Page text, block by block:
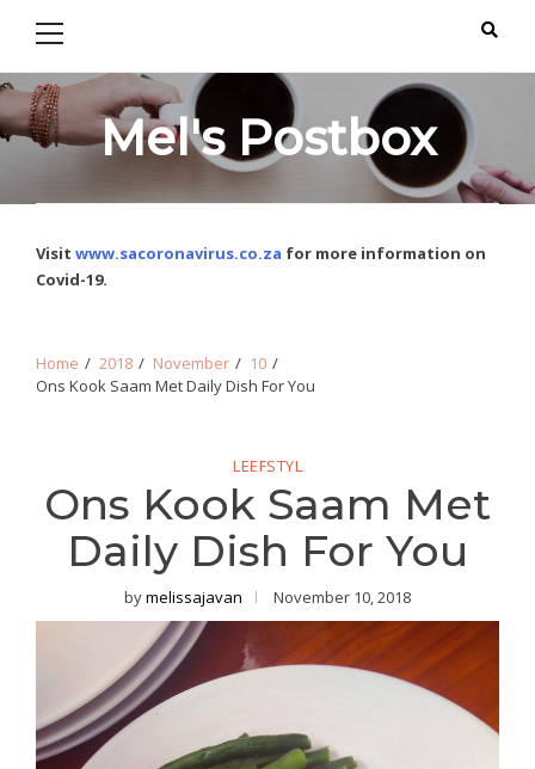
Mel's Postbox
Visit www.sacoronavirus.co.za for more information on
Covid-19.
Home 2018 November
10
Ons Kook Saam Met Daily Dish For You
LEEFSTYL
Ons Kook Saam Met
Daily Dish For You
bymelissajavan November 10, 2018